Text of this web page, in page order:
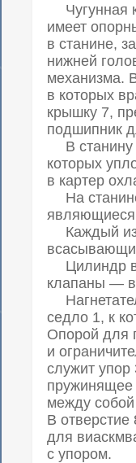
Чугунная
имеет
в станине,
нижней
механизма.
в которых
крышку 7,
подшипник
В станину
которых
в картер
На
являющиеся
Каждый из
Цилиндр
клапаны —
седло 1, к
Опорой для
и
служит
пружинящее
между
В
для
с упором.